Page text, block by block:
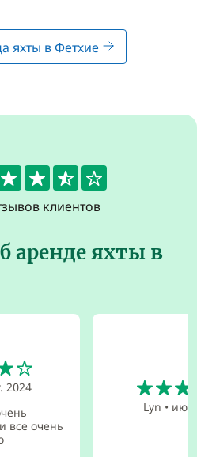
яхты в Фетхие
клиентов
аренде яхты в
2024
все очень
Lyn • июл.